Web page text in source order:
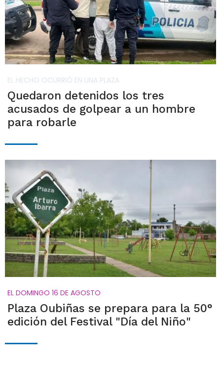
EL HECHO OCURRIÓ EN UNA PLAZA
Quedaron detenidos los tres
acusados de golpear a un hombre
para robarle
EL DOMINGO 16 DE AGOSTO
Plaza Oubiñas se prepara para la 50°
edición del Festival "Día del Niño"